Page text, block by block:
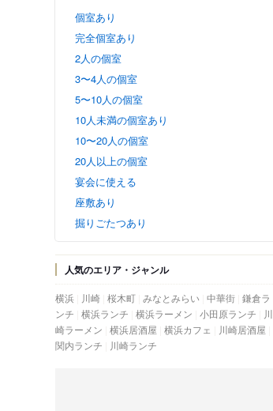
個室あり
完全個室あり
2人の個室
3〜4人の個室
5〜10人の個室
10人未満の個室あり
10〜20人の個室
20人以上の個室
宴会に使える
座敷あり
掘りごたつあり
人気のエリア・ジャンル
横浜 川崎 桜木町 みなとみらい 中華街 鎌倉ラ
ンチ 横浜ランチ 横浜ラーメン 小田原ランチ
川
崎ラーメン 横浜居酒屋 横浜カフェ
川崎居酒屋
関内ランチ
川崎ランチ